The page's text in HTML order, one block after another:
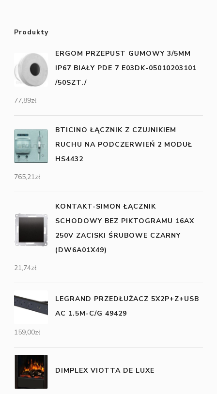
Produkty
ERGOM PRZEPUST GUMOWY 3/5MM
IP67 BIAŁY PDE 7 E03DK-05010203101
/50SZT./
77,89zł
BTICINO ŁĄCZNIK Z CZUJNIKIEM
RUCHU NA PODCZERWIEŃ 2 MODUŁ
HS4432
765,21zł
KONTAKT-SIMON ŁĄCZNIK
SCHODOWY BEZ PIKTOGRAMU 16AX
250V ZACISKI ŚRUBOWE CZARNY
(DW6A01X49)
21,74zł
LEGRAND PRZEDŁUŻACZ 5X2P+Z+USB
AC 1.5M-C/G 49429
159,00zł
DIMPLEX VIOTTA DE LUXE